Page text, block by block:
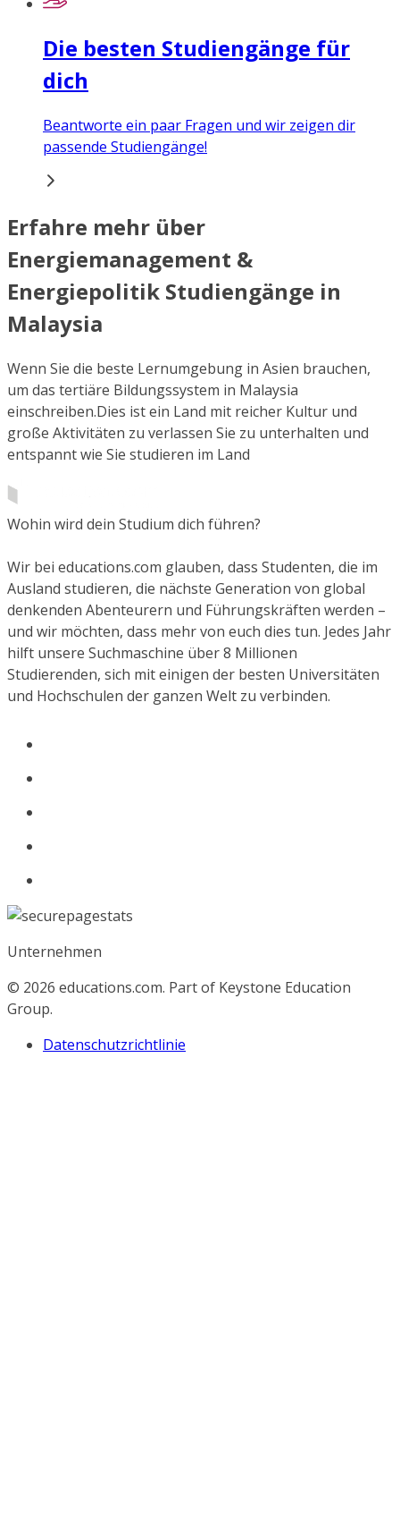
Die besten Studiengänge für
dich
Beantworte ein paar Fragen und wir zeigen dir
passende Studiengänge!
Erfahre mehr über
Energiemanagement &
Energiepolitik Studiengänge in
Malaysia
Wenn Sie die beste Lernumgebung in Asien brauchen,
um das tertiäre Bildungssystem in Malaysia
einschreiben.Dies ist ein Land mit reicher Kultur und
große Aktivitäten zu verlassen Sie zu unterhalten und
entspannt wie Sie studieren im Land
Wohin wird dein Studium dich führen?
Wir bei educations.com glauben, dass Studenten, die im
Ausland studieren, die nächste Generation von global
denkenden Abenteurern und Führungskräften werden –
und wir möchten, dass mehr von euch dies tun. Jedes Jahr
hilft unsere Suchmaschine über 8 Millionen
Studierenden, sich mit einigen der besten Universitäten
und Hochschulen der ganzen Welt zu verbinden.
Unternehmen
© 2026 educations.com. Part of Keystone Education
Group.
Datenschutzrichtlinie